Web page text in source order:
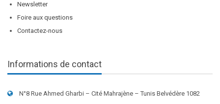
Newsletter
Foire aux questions
Contactez-nous
Informations de contact
N°8 Rue Ahmed Gharbi – Cité Mahrajène – Tunis Belvédère 1082